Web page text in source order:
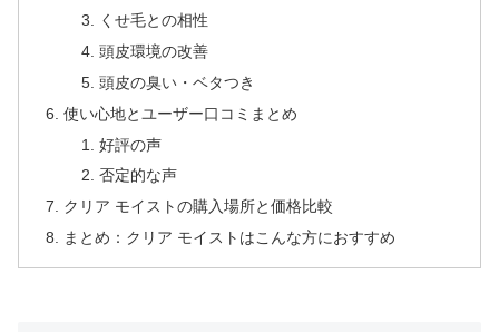
くせ毛との相性
頭皮環境の改善
頭皮の臭い・ベタつき
使い心地とユーザー口コミまとめ
好評の声
否定的な声
クリア モイストの購入場所と価格比較
まとめ：クリア モイストはこんな方におすすめ